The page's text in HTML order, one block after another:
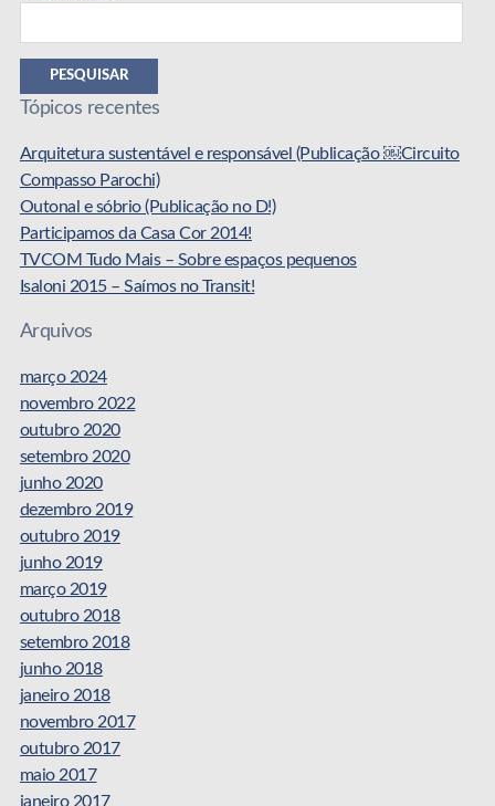
PESQUISAR
Tópicos recentes
Arquitetura sustentável e responsável (Publicação ￼Circuito
Compasso Parochi)
Outonal e sóbrio (Publicação no D!)
Participamos da Casa Cor 2014!
TVCOM Tudo Mais – Sobre espaços pequenos
Isaloni 2015 – Saímos no Transit!
Arquivos
março 2024
novembro 2022
outubro 2020
setembro 2020
junho 2020
dezembro 2019
outubro 2019
junho 2019
março 2019
outubro 2018
setembro 2018
junho 2018
janeiro 2018
novembro 2017
outubro 2017
maio 2017
janeiro 2017